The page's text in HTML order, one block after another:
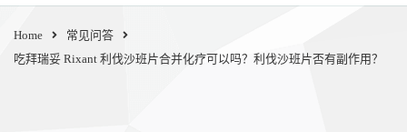
Home
常见问答
吃拜瑞妥 Rixant 利伐沙班片合并化疗可以吗？利伐沙班片否有副作用？